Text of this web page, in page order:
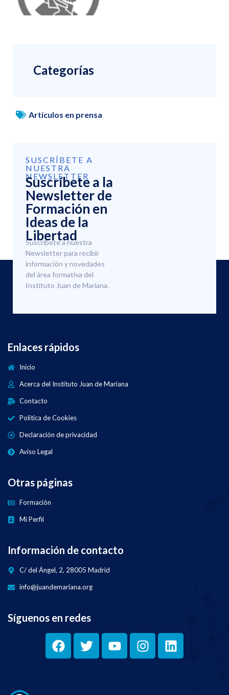
Categorías
Artículos en prensa
SUSCRÍBETE A
NUESTRA
NEWSLETTER
Suscríbete a la
Newsletter de
Formación en
Ideas de la
Libertad
Suscríbete a nuestra
Newsletter para recibir
información y novedades
del área formativa del
Instituto Juan de Mariana.
Enlaces rápidos
Inicio
Acerca del Instituto Juan de Mariana
Contacto
Política de Cookies
Declaración de privacidad
Aviso Legal
Otras páginas
Formación
Mi Perfil
Información de contacto
C/ del Ángel, 2, 28005 Madrid
info@juandemariana.org
Síguenos en redes